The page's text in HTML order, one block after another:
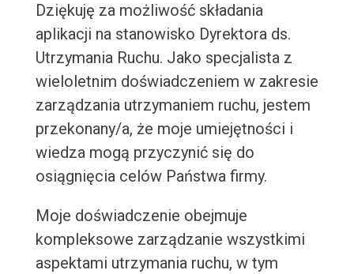
Dziękuję za możliwość składania
aplikacji na stanowisko Dyrektora ds.
Utrzymania Ruchu. Jako specjalista z
wieloletnim doświadczeniem w zakresie
zarządzania utrzymaniem ruchu, jestem
przekonany/a, że moje umiejętności i
wiedza mogą przyczynić się do
osiągnięcia celów Państwa firmy.
Moje doświadczenie obejmuje
kompleksowe zarządzanie wszystkimi
aspektami utrzymania ruchu, w tym